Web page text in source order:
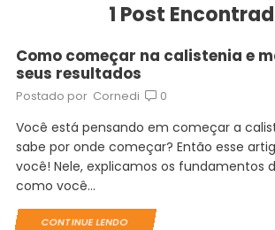
1 Post
Como começar na calistenia e
seus resultados
Postado por Cornedi 0
Você está pensando em começar a
sabe por onde começar? Então esse
você! Nele, explicamos os fundamentos
como você...
CONTINUE LENDO